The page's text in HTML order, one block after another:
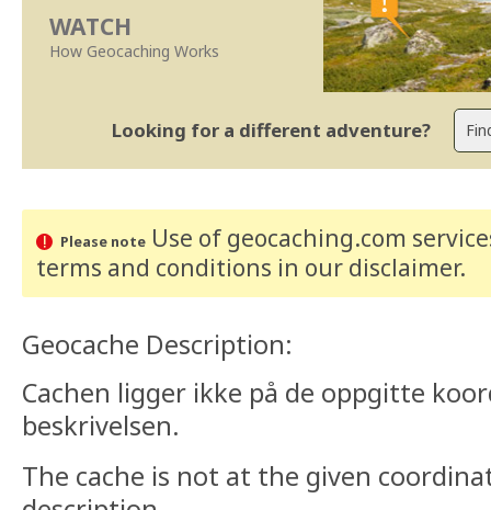
WATCH
How Geocaching Works
Looking for a different adventure?
Please noteUse of geocaching.com
terms and conditions in our disclaimer.
Geocache Description:
Cachen ligger ikke på de oppgitte
beskrivelsen.
The cache is not at the given